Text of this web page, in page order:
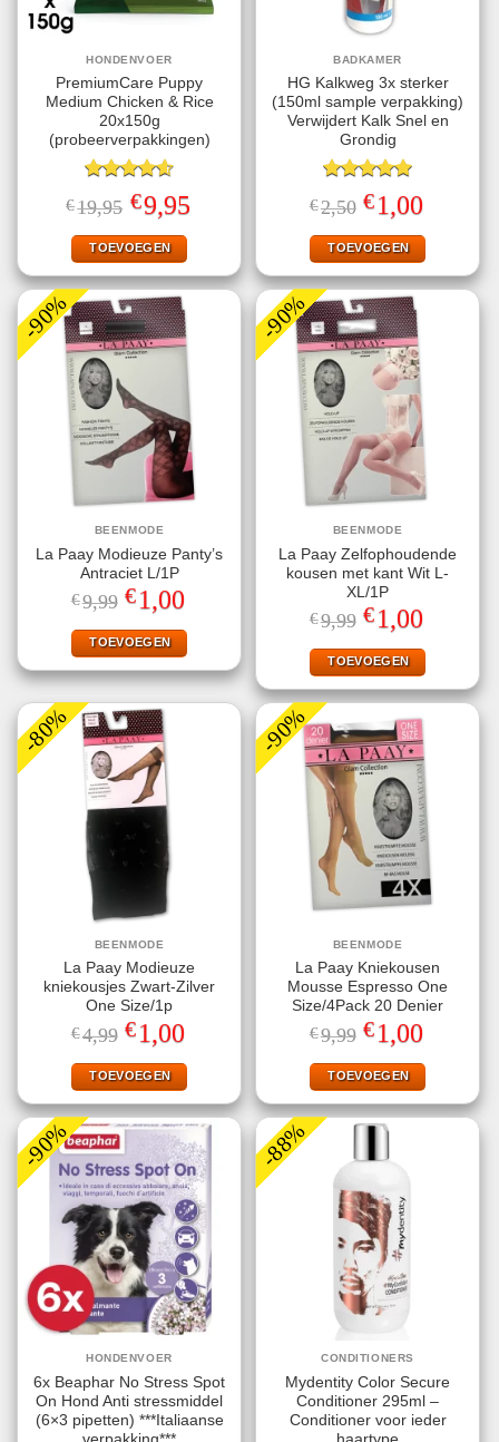
HONDENVOER
PremiumCare Puppy
Medium Chicken & Rice
20x150g
(probeerverpakkingen)
Gewaardeerd
4.60uit 5
€19,95 Oorspronkelijke
prijs
was:
€19,95.
€9,95prijs
TOEVOEGEN
BADKAMER
HG Kalkweg 3x sterker
(150ml sample verpakking)
Verwijdert Kalk Snel en
Grondig
Gewaardeerd
5.00uit 5
€2,50 Oorspronkelijke
prijs
was:
€2,50.
€1,00
is:
€1,00.
TOEVOEGEN
-90%
BEENMODE
La Paay Modieuze Panty’s
Antraciet L/1P
€9,99 Oorspronkelijke
prijs
was:
€9,99.
€1,00
is:
€1,00.
TOEVOEGEN
-90%
BEENMODE
La Paay Zelfophoudende
kousen met kant Wit L-
XL/1P
€9,99 Oorspronkelijke
prijs
was:
€9,99.
€1,00
is:
€1,00.
TOEVOEGEN
-80%
BEENMODE
La Paay Modieuze
kniekousjes Zwart-Zilver
One Size/1p
€4,99 Oorspronkelijke
prijs
was:
€4,99.
€1,00
is:
€1,00.
TOEVOEGEN
-90%
BEENMODE
La Paay Kniekousen
Mousse Espresso One
Size/4Pack 20 Denier
€9,99 Oorspronkelijke
prijs
was:
€9,99.
€1,00
is:
€1,00.
TOEVOEGEN
-90%
HONDENVOER
6x Beaphar No Stress Spot
On Hond Anti stressmiddel
(6×3 pipetten) ***Italiaanse
-88%
CONDITIONERS
Mydentity Color Secure
Conditioner 295ml –
Conditioner voor ieder